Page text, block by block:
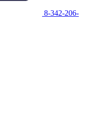
8-342-206-